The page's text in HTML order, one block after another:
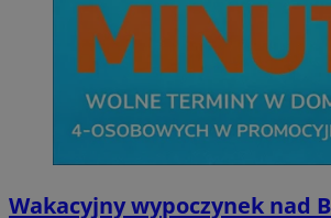
Wakacyjny wypoczynek nad